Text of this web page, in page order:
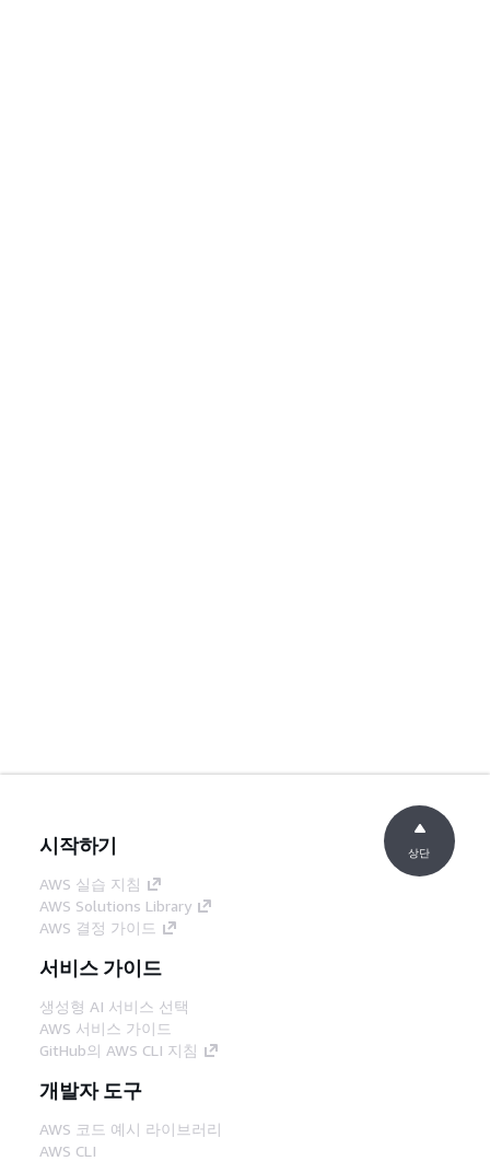
시작하기
AWS 실습 지침
AWS Solutions Library
AWS 결정 가이드
서비스 가이드
생성형 AI 서비스 선택
AWS 서비스 가이드
GitHub의 AWS CLI 지침
개발자 도구
AWS 코드 예시 라이브러리
AWS CLI
상단